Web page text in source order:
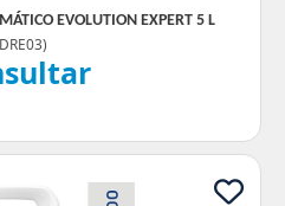
EVOLUTION EXPERT 5 L
DRE03)